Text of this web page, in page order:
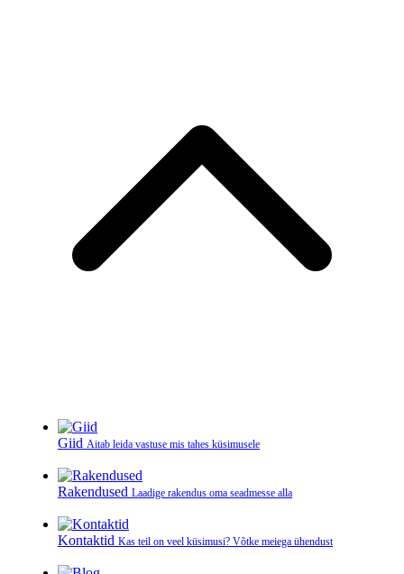
Giid Aitab leida vastuse mis tahes küsimusele
Rakendused Laadige rakendus oma seadmesse alla
Kontaktid Kas teil on veel küsimusi? Võtke meiega ühendust